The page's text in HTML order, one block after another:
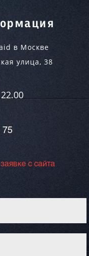
в Москве
улица, 38
75
с сайта